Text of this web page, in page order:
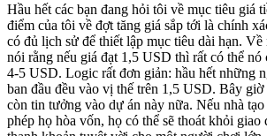
Hầu hết các bạn đang hỏi tôi về mục tiêu giá
điểm của tôi về đợt tăng giá sắp tới là chính
có đủ lịch sử để thiết lập mục tiêu dài hạn.
nói rằng nếu giá đạt 1,5 USD thì rất có thể nó
4-5 USD. Logic rất đơn giản: hầu hết những
ban đầu đều vào vị thế trên 1,5 USD. Bây
còn tin tưởng vào dự án này nữa. Nếu nhà
phép họ hòa vốn, họ có thể sẽ thoát khỏi